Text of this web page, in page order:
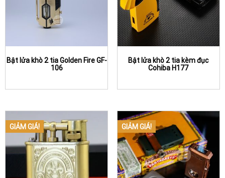
Bật lửa khò 2 tia Golden Fire GF-
106
Bật lửa khò 2 tia kèm đục
Cohiba H177
GIẢM GIÁ! GIẢM GIÁ!